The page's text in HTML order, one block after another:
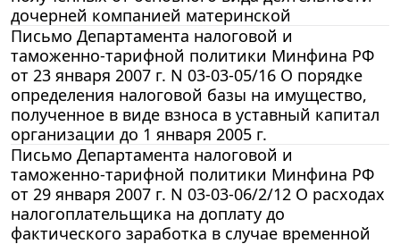
дочерней компанией материнской
Письмо Департамента налоговой и
таможенно-тарифной политики Минфина РФ
от 23 января 2007 г. N 03-03-05/16 О порядке
определения налоговой базы на имущество,
полученное в виде взноса в уставный капитал
организации до 1 января 2005 г.
Письмо Департамента налоговой и
таможенно-тарифной политики Минфина РФ
от 29 января 2007 г. N 03-03-06/2/12 О расходах
налогоплательщика на доплату до
фактического заработка в случае временной